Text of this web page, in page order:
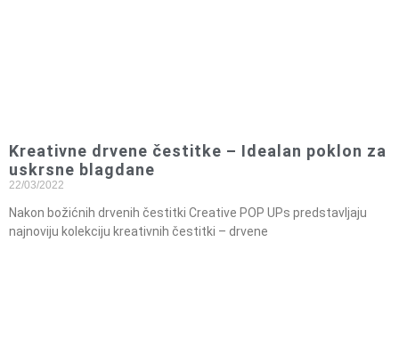
Kreativne drvene čestitke – Idealan poklon za
uskrsne blagdane
22/03/2022
Nakon božićnih drvenih čestitki Creative POP UPs predstavljaju
najnoviju kolekciju kreativnih čestitki – drvene